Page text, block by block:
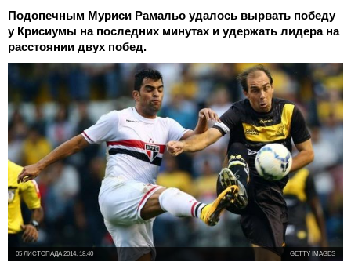
Подопечным Муриси Рамальо удалось вырвать победу
у Крисиумы на последних минутах и удержать лидера на
расстоянии двух побед.
GETTY IMAGES
05 ЛИСТОПАДА 2014, 18:40